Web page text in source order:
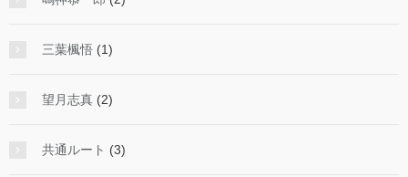
三葉楓悟 (1)
望月志真 (2)
共通ルート (3)